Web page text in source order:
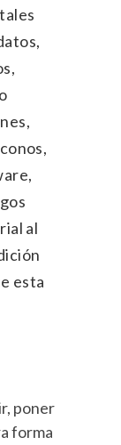
al
esta
poner
forma